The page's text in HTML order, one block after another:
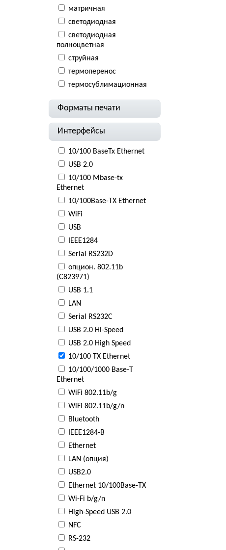
матричная
светодиодная
светодиодная
полноцветная
струйная
термоперенос
термосублимационная
Форматы печати
Интерфейсы
10/100 BaseTx Ethernet
USB 2.0
10/100 Mbase-tx
Ethernet
10/100Base-TX Ethernet
WiFi
USB
IEEE1284
Serial RS232D
опцион. 802.11b
(C823971)
USB 1.1
LAN
Serial RS232C
USB 2.0 Hi-Speed
USB 2.0 High Speed
10/100 TX Ethernet
10/100/1000 Base-T
Ethernet
WiFi 802.11b/g
WiFi 802.11b/g/n
Bluetooth
IEEE1284-B
Ethernet
LAN (опция)
USB2.0
Ethernet 10/100Base-TX
Wi-Fi b/g/n
High-Speed USB 2.0
NFC
RS-232